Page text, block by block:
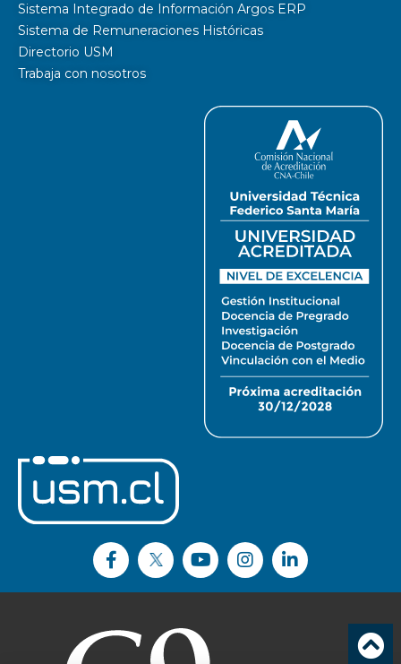
Sistema Integrado de Información Argos ERP
Sistema de Remuneraciones Históricas
Directorio USM
Trabaja con nosotros